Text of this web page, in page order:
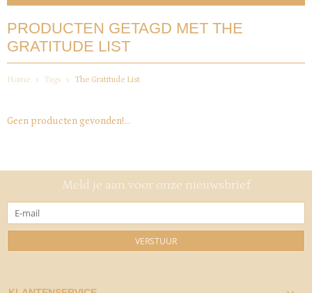
PRODUCTEN GETAGD MET THE
GRATITUDE LIST
Home Tags The Gratitude List
Geen producten gevonden!...
Meld je aan voor onze nieuwsbrief
VERSTUUR